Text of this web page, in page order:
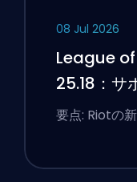
08 Jul 2026
League
25.18：サ
ィングの
要点: Riotの